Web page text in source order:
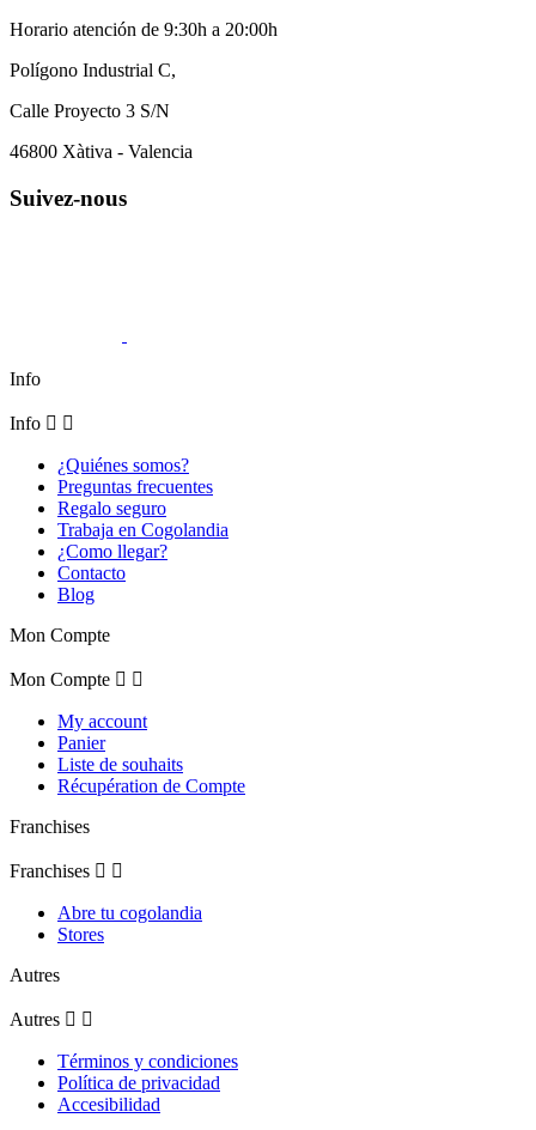
Horario atención de 9:30h a 20:00h
Polígono Industrial C,
Calle Proyecto 3 S/N
46800 Xàtiva - Valencia
Suivez-nous
Info
Info  
¿Quiénes somos?
Preguntas frecuentes
Regalo seguro
Trabaja en Cogolandia
¿Como llegar?
Contacto
Blog
Mon Compte
Mon Compte  
My account
Panier
Liste de souhaits
Récupération de Compte
Franchises
Franchises  
Abre tu cogolandia
Stores
Autres
Autres  
Términos y condiciones
Política de privacidad
Accesibilidad